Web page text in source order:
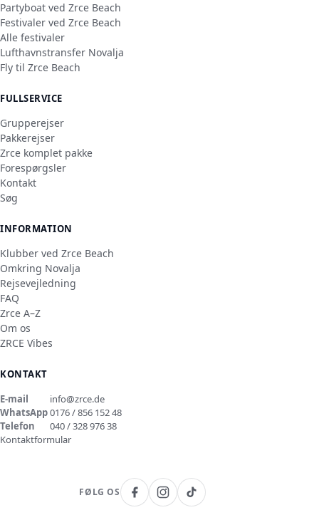
Partyboat ved Zrce Beach
Festivaler ved Zrce Beach
Alle festivaler
Lufthavnstransfer Novalja
Fly til Zrce Beach
FULLSERVICE
Grupperejser
Pakkerejser
Zrce komplet pakke
Forespørgsler
Kontakt
Søg
INFORMATION
Klubber ved Zrce Beach
Omkring Novalja
Rejsevejledning
FAQ
Zrce A–Z
Om os
ZRCE Vibes
KONTAKT
E-mail
info@zrce.de
WhatsApp0176 / 856 152 48
Telefon
040 / 328 976 38
Kontaktformular
FØLG OS